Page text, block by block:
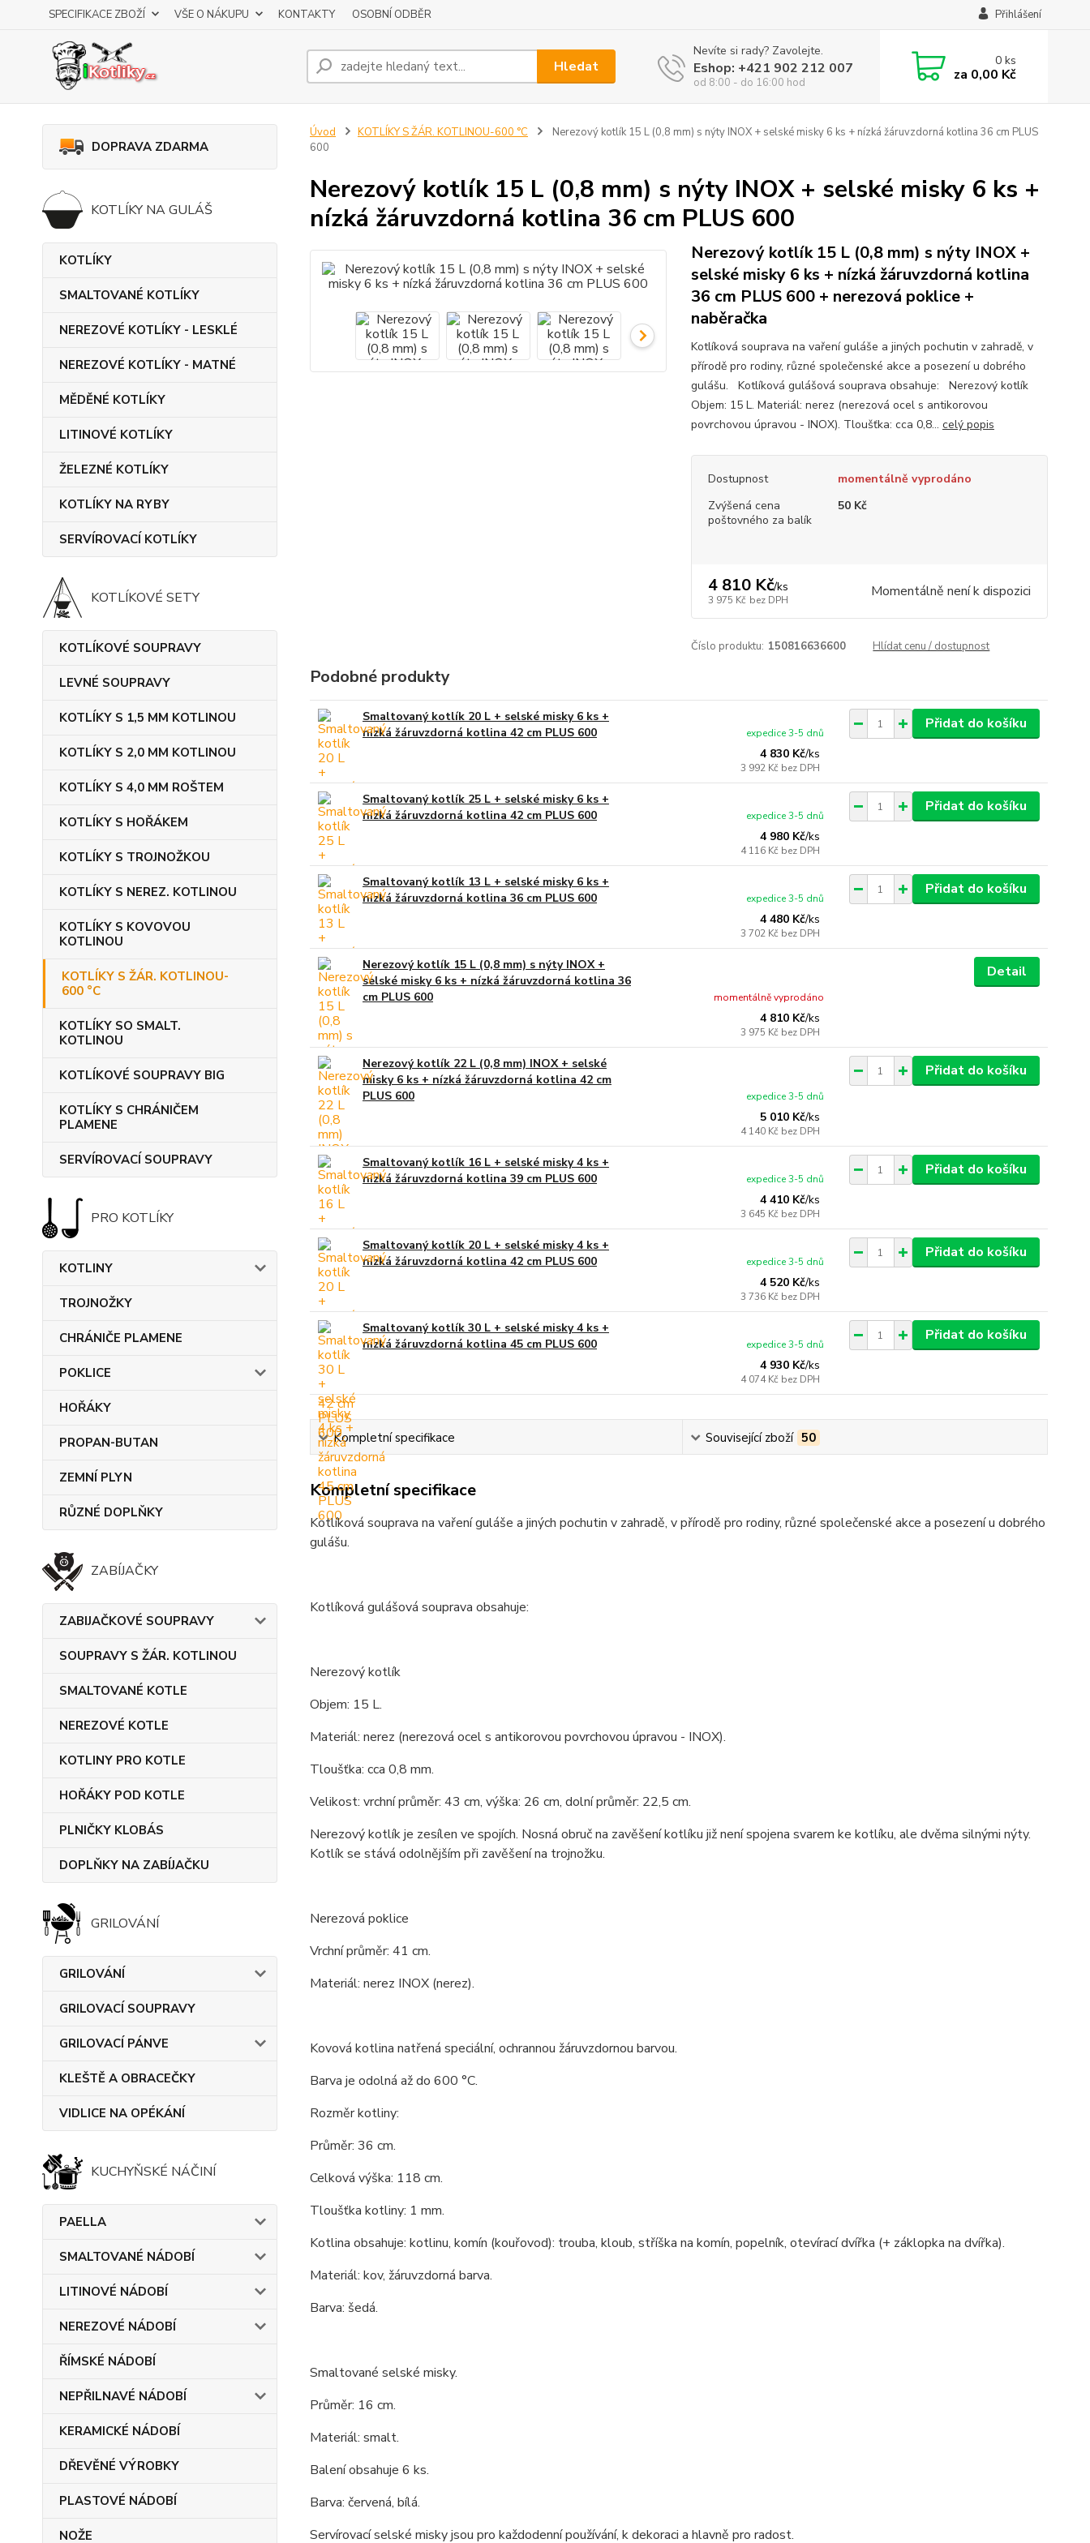
SPECIFIKACE ZBOŽÍ VŠE O NÁKUPU KONTAKTY OSOBNÍ ODBĚR Přihlášení
Hledat
Nevíte si rady? Zavolejte.
Eshop: +421 902 212 007
od 8:00 - do 16:00 hod
0ks
za 0,00 Kč
DOPRAVA ZDARMA
KOTLÍKY NA GULÁŠ
KOTLÍKY
SMALTOVANÉ KOTLÍKY
NEREZOVÉ KOTLÍKY - LESKLÉ
NEREZOVÉ KOTLÍKY - MATNÉ
MĚDĚNÉ KOTLÍKY
LITINOVÉ KOTLÍKY
ŽELEZNÉ KOTLÍKY
KOTLÍKY NA RYBY
SERVÍROVACÍ KOTLÍKY
KOTLÍKOVÉ SETY
KOTLÍKOVÉ SOUPRAVY
LEVNÉ SOUPRAVY
KOTLÍKY S 1,5 MM KOTLINOU
KOTLÍKY S 2,0 MM KOTLINOU
KOTLÍKY S 4,0 MM ROŠTEM
KOTLÍKY S HOŘÁKEM
KOTLÍKY S TROJNOŽKOU
KOTLÍKY S NEREZ. KOTLINOU
KOTLÍKY S KOVOVOU
KOTLINOU
KOTLÍKY S ŽÁR. KOTLINOU-
600 °C
KOTLÍKY SO SMALT.
KOTLINOU
KOTLÍKOVÉ SOUPRAVY BIG
KOTLÍKY S CHRÁNIČEM
PLAMENE
SERVÍROVACÍ SOUPRAVY
PRO KOTLÍKY
KOTLINY
TROJNOŽKY
CHRÁNIČE PLAMENE
POKLICE
HOŘÁKY
PROPAN-BUTAN
ZEMNÍ PLYN
RŮZNÉ DOPLŇKY
ZABÍJAČKY
ZABIJAČKOVÉ SOUPRAVY
SOUPRAVY S ŽÁR. KOTLINOU
SMALTOVANÉ KOTLE
NEREZOVÉ KOTLE
KOTLINY PRO KOTLE
HOŘÁKY POD KOTLE
PLNIČKY KLOBÁS
DOPLŇKY NA ZABÍJAČKU
GRILOVÁNÍ
GRILOVÁNÍ
GRILOVACÍ SOUPRAVY
GRILOVACÍ PÁNVE
KLEŠTĚ A OBRACEČKY
VIDLICE NA OPÉKÁNÍ
KUCHYŇSKÉ NÁČINÍ
PAELLA
SMALTOVANÉ NÁDOBÍ
LITINOVÉ NÁDOBÍ
NEREZOVÉ NÁDOBÍ
ŘÍMSKÉ NÁDOBÍ
NEPŘILNAVÉ NÁDOBÍ
KERAMICKÉ NÁDOBÍ
DŘEVĚNÉ VÝROBKY
PLASTOVÉ NÁDOBÍ
NOŽE
Úvod KOTLÍKY S ŽÁR. KOTLINOU-600 °C
Nerezový kotlík 15 L (0,8 mm) s nýty INOX + selské misky 6 ks + nízká žáruvzdorná kotlina 36 cm PLUS
600
Nerezový kotlík 15 L (0,8 mm) s nýty INOX + selské misky 6 ks +
nízká žáruvzdorná kotlina 36 cm PLUS 600
Nerezový kotlík 15 L (0,8 mm) s nýty INOX +
selské misky 6 ks + nízká žáruvzdorná kotlina
36 cm PLUS 600 + nerezová poklice +
naběračka
Kotlíková souprava na vaření guláše a jiných pochutin v zahradě, v
přírodě pro rodiny, různé společenské akce a posezení u dobrého
gulášu. Kotlíková gulášová souprava obsahuje: Nerezový kotlík
Objem: 15 L. Materiál: nerez (nerezová ocel s antikorovou
povrchovou úpravou - INOX). Tloušťka: cca 0,8... celý popis
Dostupnost
momentálně vyprodáno
Zvýšená cena
poštovného za balík
50 Kč
4 810 Kč/ks
3 975 Kč bez DPH Momentálně není k dispozici
Číslo produktu: 150816636600 Hlídat cenu / dostupnost
Podobné produkty
Smaltovaný kotlík 20 L + selské misky 6 ks +
nízká žáruvzdorná kotlina 42 cm PLUS 600
4 830 Kč/ks
3 992 Kč bez DPH
expedice 3-5 dnů
Přidat do košíku
Smaltovaný kotlík 25 L + selské misky 6 ks +
nízká žáruvzdorná kotlina 42 cm PLUS 600
4 980 Kč/ks
4 116 Kč bez DPH
expedice 3-5 dnů
Přidat do košíku
Smaltovaný kotlík 13 L + selské misky 6 ks +
nízká žáruvzdorná kotlina 36 cm PLUS 600
4 480 Kč/ks
3 702 Kč bez DPH
expedice 3-5 dnů
Přidat do košíku
Nerezový kotlík 15 L (0,8 mm) s nýty INOX +
selské misky 6 ks + nízká žáruvzdorná kotlina 36
cm PLUS 600
4 810 Kč/ks
3 975 Kč bez DPH
momentálně vyprodáno
Detail
Nerezový kotlík 22 L (0,8 mm) INOX + selské
misky 6 ks + nízká žáruvzdorná kotlina 42 cm
PLUS 600
5 010 Kč/ks
4 140 Kč bez DPH
expedice 3-5 dnů
Přidat do košíku
Smaltovaný kotlík 16 L + selské misky 4 ks +
nízká žáruvzdorná kotlina 39 cm PLUS 600
4 410 Kč/ks
3 645 Kč bez DPH
expedice 3-5 dnů
Přidat do košíku
Smaltovaný kotlík 20 L + selské misky 4 ks +
nízká žáruvzdorná kotlina 42 cm PLUS 600
4 520 Kč/ks
3 736 Kč bez DPH
expedice 3-5 dnů
Přidat do košíku
Smaltovaný kotlík 30 L + selské misky 4 ks +
nízká žáruvzdorná kotlina 45 cm PLUS 600
4 930 Kč/ks
4 074 Kč bez DPH
expedice 3-5 dnů
Přidat do košíku
Kompletní specifikace Související zboží 50
Kompletní specifikace
Kotlíková souprava na vaření guláše a jiných pochutin v zahradě, v přírodě pro rodiny, různé společenské akce a posezení u dobrého
gulášu.
Kotlíková gulášová souprava obsahuje:
Nerezový kotlík
Objem: 15 L.
Materiál: nerez (nerezová ocel s antikorovou povrchovou úpravou - INOX).
Tloušťka: cca 0,8 mm.
Velikost: vrchní průměr: 43 cm, výška: 26 cm, dolní průměr: 22,5 cm.
Nerezový kotlík je zesílen ve spojích. Nosná obruč na zavěšení kotlíku již není spojena svarem ke kotlíku, ale dvěma silnými nýty.
Kotlík se stává odolnějším při zavěšení na trojnožku.
Nerezová poklice
Vrchní průměr: 41 cm.
Materiál: nerez INOX (nerez).
Kovová kotlina natřená speciální, ochrannou žáruvzdornou barvou.
Barva je odolná až do 600 °C.
Rozměr kotliny:
Průměr: 36 cm.
Celková výška: 118 cm.
Tloušťka kotliny: 1 mm.
Kotlina obsahuje: kotlinu, komín (kouřovod): trouba, kloub, stříška na komín, popelník, otevírací dvířka (+ záklopka na dvířka).
Materiál: kov, žáruvzdorná barva.
Barva: šedá.
Smaltované selské misky.
Průměr: 16 cm.
Materiál: smalt.
Balení obsahuje 6 ks.
Barva: červená, bílá.
Servírovací selské misky jsou pro každodenní používání, k dekoraci a hlavně pro radost.